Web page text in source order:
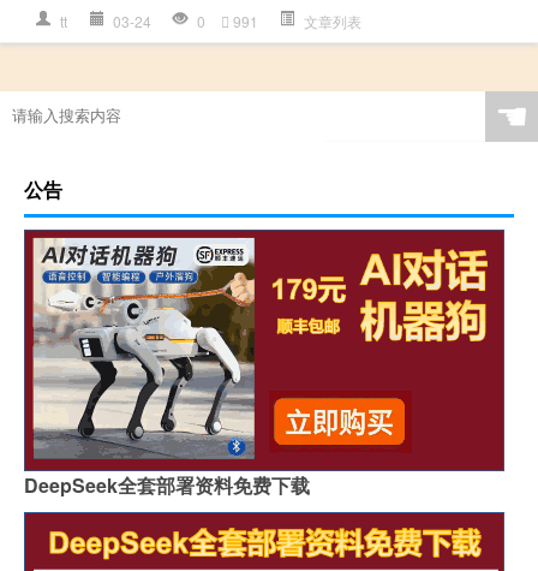
tt 03-24 0 991 文章列表
☚
公告
DeepSeek全套部署资料免费下载